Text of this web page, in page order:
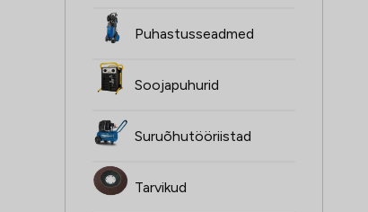
Puhastusseadmed
Soojapuhurid
Suruõhutööriistad
Tarvikud